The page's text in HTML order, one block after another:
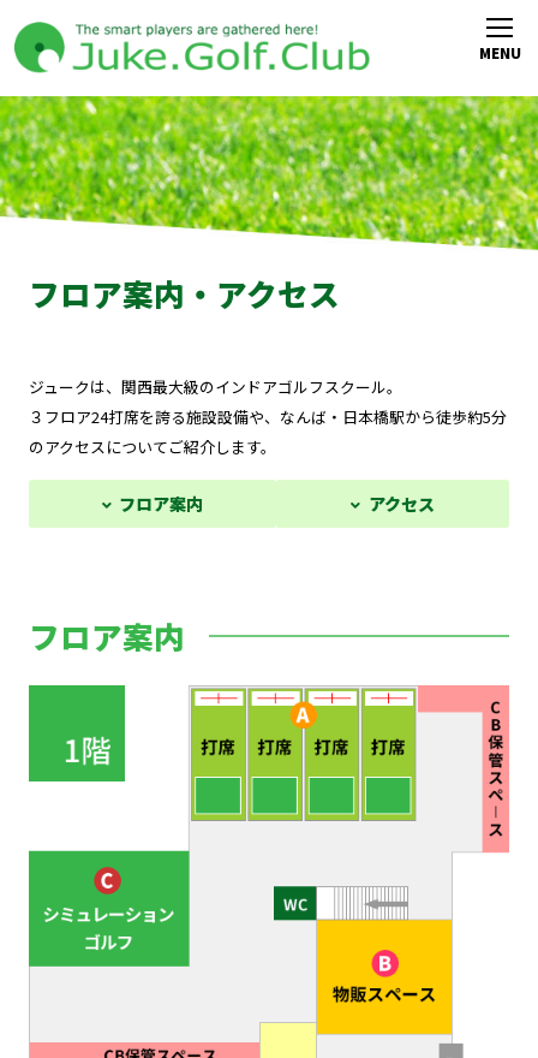
フロア案内・アクセス
ジュークは、関西最大級のインドアゴルフスクール。
３フロア24打席を誇る施設設備や、なんば・日本橋駅から徒歩約5分
のアクセスについてご紹介します。
フロア案内 アクセス
フロア案内